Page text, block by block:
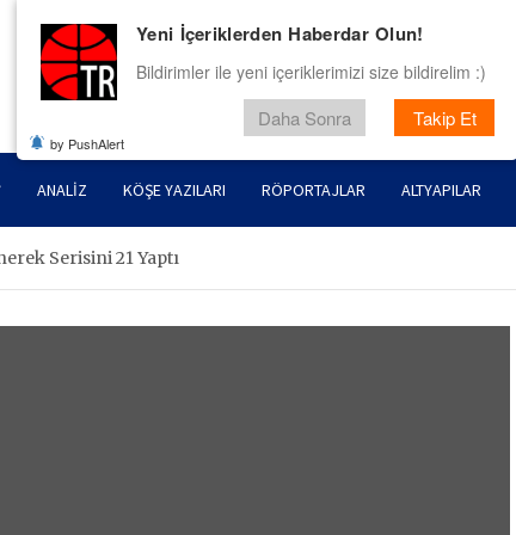
ANALIZ KÖŞE YAZILARI RÖPORTAJLAR ALTYAPILAR
Serisini 21 Yaptı
Yeni İçeriklerden Haberdar Olun!
Bildirimler ile yeni içeriklerimizi size bildirelim :)
Daha Sonra Takip Et
by PushAlert